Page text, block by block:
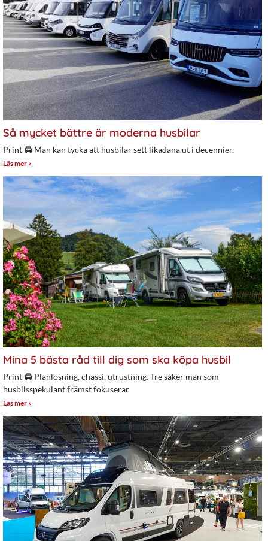
Så mycket bättre är moderna husbilar
Print 🖨 Man kan tycka att husbilar sett likadana ut i decennier.
Läs mer »
Mina 5 bästa råd till dig som ska köpa husbil
Print 🖨 Planlösning, chassi, utrustning. Tre saker man som
husbilsspekulant främst fokuserar
Läs mer »